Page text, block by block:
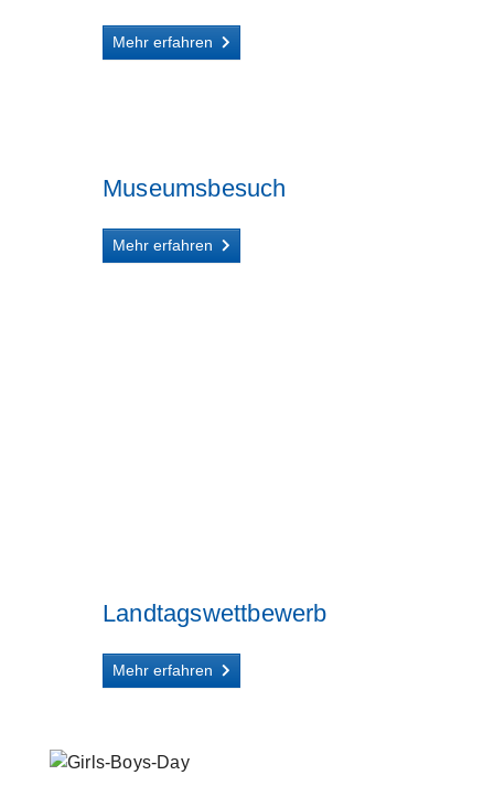
Mehr erfahren
Museumsbesuch
Mehr erfahren
Landtagswettbewerb
Mehr erfahren